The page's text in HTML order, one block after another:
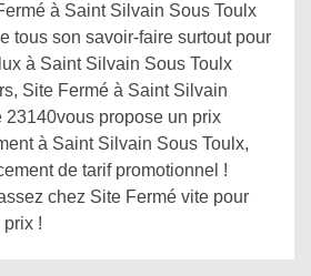
à Saint Silvain Sous Toulx
tous son savoir-faire surtout pour
à Saint Silvain Sous Toulx
Site Fermé à Saint Silvain
23140vous propose un prix
à Saint Silvain Sous Toulx,
de tarif promotionnel !
chez Site Fermé vite pour
!